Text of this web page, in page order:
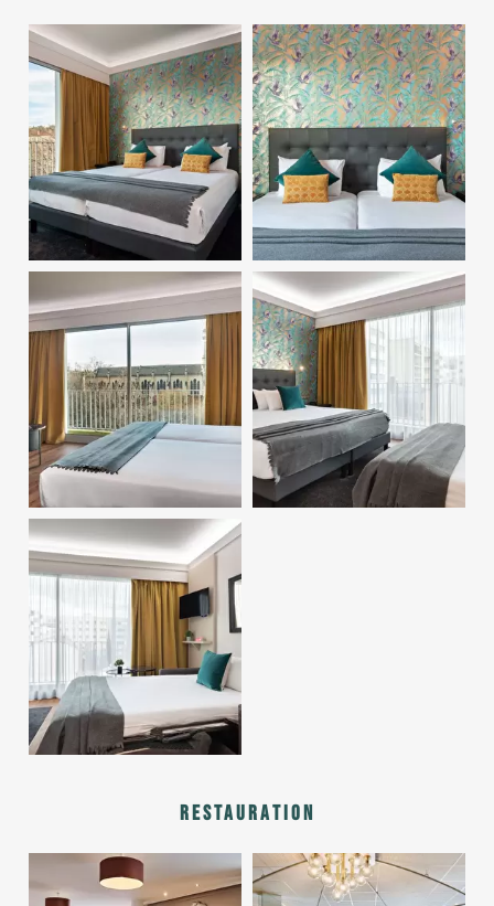
Restauration